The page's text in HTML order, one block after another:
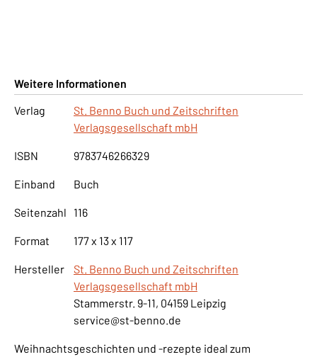
Weitere Informationen
Verlag
St. Benno Buch und Zeitschriften
Verlagsgesellschaft mbH
ISBN 9783746266329
Einband Buch
Seitenzahl 116
Format 177 x 13 x 117
Hersteller
St. Benno Buch und Zeitschriften
Verlagsgesellschaft mbH
Stammerstr. 9-11, 04159 Leipzig
service@st-benno.de
Weihnachtsgeschichten und -rezepte ideal zum